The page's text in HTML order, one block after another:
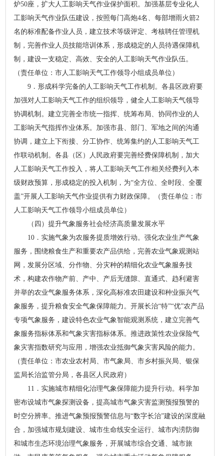
炉50座，扩大人工影响天气作业保护面积。加强基层专业化人
工影响天气作业队伍建设，按照每门高炮4名、每部增雨火箭2
名的标准配备作业人员，建立技术等级评定、考核聘任管理机
制，完善作业人员技能培训体系，形成稳定的人员待遇保障机
制，建设一支稳定、高效、安全的人工影响天气作业队伍。
（责任单位：市人工影响天气工作领导小组成员单位）
9．形成科学完备的人工影响天气工作机制。各县区政府要
加强对人工影响天气工作的组织领导，健全人工影响天气领导
协调机制。建立完善全市统一指挥、统筹布局、协同作业的人
工影响天气指挥作业体系。加强市县、部门、军地之间的沟通
协调，建立上下衔接、分工协作、统筹集约的人工影响天气工
作联动机制。各县（区）人民政府要完善经费保障机制，加大
人工影响天气工作投入，将人工影响天气工作相关经费列入本
级财政预算，形成稳定的投入机制，为“全方位、全时段、全覆
盖”开展人工影响天气作业提供有力财政保障。（责任单位：市
人工影响天气工作领导小组成员单位）
（四）提升气象服务社会经济高质量发展水平
10．实施气象为农服务提质增效行动。强化农业生产气象
服务，围绕粮食生产和重要农产品供给，完善农业气象观测站
网，发展分区域、分作物、分灾种的精细化农业气象服务技
术，构建农作物产前、产中、产后无缝隙、直通式、趋利避害
并举的农业气象服务体系，深化高标准农田建设和种业振兴气
象服务，提升粮食安全气象保障能力。开展长治“特”“优”农产品
专项气象服务，建设特色农业气象智能观测系统，建立完善气
象服务指标体系和气象灾害指标体系。推进政策性农业保险气
象灾害指数研究与应用，增强农业抵御气象灾害风险的能力。
（责任单位：市农业农村局、市气象局、市乡村振兴局、银保
监局长治监管分局，各县区人民政府）
11．实施城市精细化治理气象保障能力提升行动。科学加
密布设城市气象探测设备，提高城市气象灾害监测预报预警的
时空分辨率。推进气象预报预警信息与“数字长治”建设的深度融
合，加强城市规划建设、城市生命线安全运行、城市内涝防御
和城市生态环境治理气象服务，开展城市综合交通、城市旅